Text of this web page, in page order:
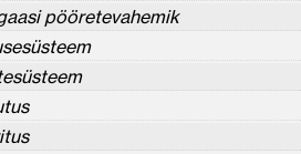
pööretevahemik